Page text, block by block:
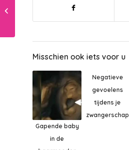
Misschien ook iets voor u
Gapende baby
in de
Negatieve
gevoelens
tijdens je
zwangerschap